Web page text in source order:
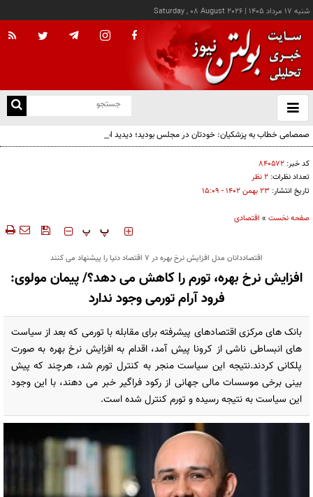
شنبه ۱۷ مرداد ۱۴۰۵ |
Saturday , 08 August 2026
باز
و
صمصامی خطاب به پزشکیان: خودتان در مجلس بودید؛ دیدید انتقادات نمایندگان درباره
گران‌سازی ارز بود، نه واگذاری ایران‌خودرو
کد خبر: ۸۴۰۵۷۲
تعداد نظرات: ۲ نظر
تاریخ انتشار: ۲۳ بهمن ۱۴۰۲ - ۱۵:۰۹
صفحه نخست » اقتصادی
‍‍‍ پ پ
اقتصاددانان مدل افزایش نرخ بهره در 7 اقتصاد دنیا را پیشنهاد می کنند
افزایش نرخ بهره، تورم را کاهش می دهد؟/ پیمان مولوی:
فرود آرام تورمی وجود ندارد
بانک های مرکزی اقتصادهای پیشرفته برای مقابله با تورمی که بعد از سیاست
های انبساطی ناشی از کرونا پیش آمد، اقدام به افزایش نرخ بهره به صورت
پلکانی کردند.نتیجه این سیاست منجر به کنترل تورم شد، هرچند که پیش
بینی برخی موسسات مالی جهانی از رکود فراگیر خبر می دهند، با این وجود
این سیاست به نتیجه رسیده و تورم کنترل شده است.